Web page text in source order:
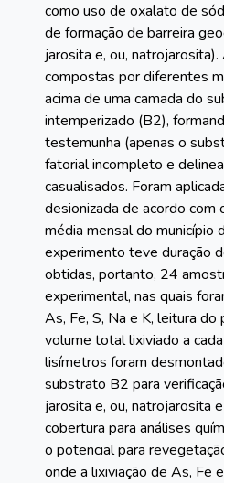
como uso de oxalato de
de formação de barreira
jarosita e, ou, natrojarosita).
compostas por diferentes
acima de uma camada do
intemperizado (B2),
testemunha (apenas o
fatorial incompleto e
casualisados. Foram
desionizada de acordo com
média mensal do município
experimento teve duração
obtidas, portanto, 24
experimental, nas quais
As, Fe, S, Na e K, leitura do
volume total lixiviado a cada
lisímetros foram
substrato B2 para
jarosita e, ou, natrojarosita e
cobertura para análises
o potencial para
onde a lixiviação de As, Fe e